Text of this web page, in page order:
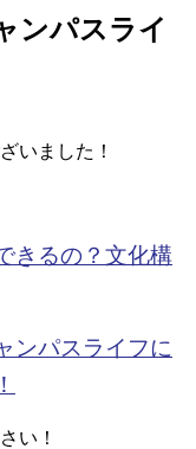
ンパスライ
いました！
きるの？文化構
ンパスライフに
い！